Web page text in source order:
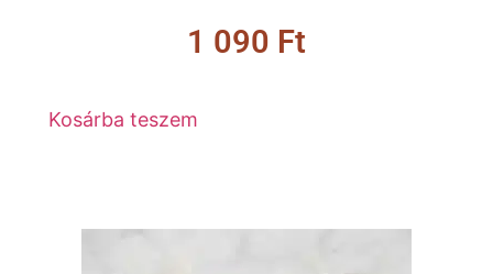
1 090 Ft
Kosárba teszem